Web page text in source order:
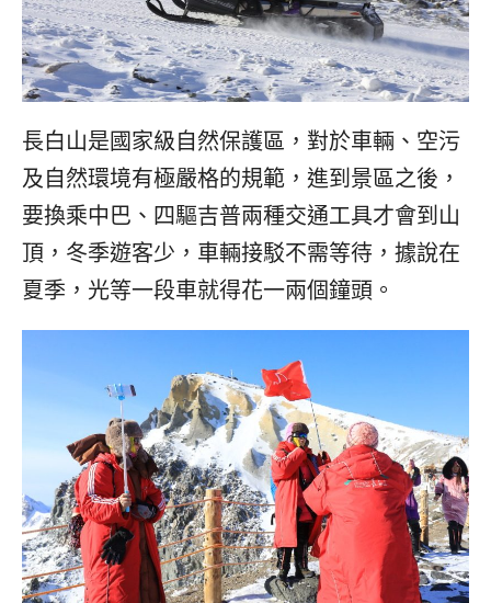
長白山是國家級自然保護區，對於車輛、空污
及自然環境有極嚴格的規範，進到景區之後，
要換乘中巴、四驅吉普兩種交通工具才會到山
頂，冬季遊客少，車輛接駁不需等待，據說在
夏季，光等一段車就得花一兩個鐘頭。